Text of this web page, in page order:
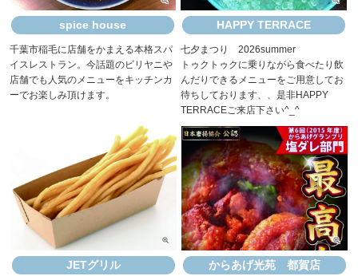
spice house
千葉市稲毛に店舗をかまえる本格スパ
イスレストラン。今話題のビリヤニや
店舗でも人気のメニューをキッチンカ
ーでお楽しみ頂けます。
HAPPY TERRACE
七夕まつり 2026summer
トゥクトゥクに乗りながら食べたり飲
んだりできるメニューをご用意してお
待ちしております、、是非HAPPY
TERRACEご来店下さい^_^
JETグリル からあげ光苑 都賀店